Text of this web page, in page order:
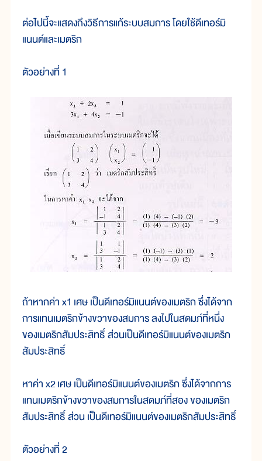
ต่อไปนี้จะแสดงถึงวิธีการแก้ระบบสมการ โดยใช้ดีเทอร์มิ
แนนต์และเมตริก
ตัวอย่างที่ 1
ถ้าหากค่า x1 เศษ เป็นดีเทอร์มิแนนต์ของเมตริก ซึ่งได้จาก
การแทนเมตริกข้างขวาของสมการ ลงไปในสดมภ์ที่หนึ่ง
ของเมตริกสัมประสิทธิ์ ส่วนเป็นดีเทอร์มิแนนต์ของเมตริก
สัมประสิทธิ์
หาค่า x2 เศษ เป็นดีเทอร์มิแนนต์ของเมตริก ซึ่งได้จากการ
แทนเมตริกข้างขวาของสมการในสดมภ์ที่สอง ของเมตริก
สัมประสิทธิ์ ส่วน เป็นดีเทอร์มิแนนต์ของเมตริกสัมประสิทธิ์
ตัวอย่างที่ 2